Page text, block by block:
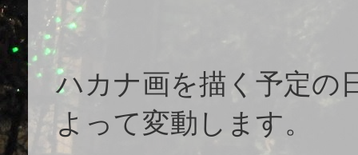
ハカナ画を描く予定の
よって変動します。